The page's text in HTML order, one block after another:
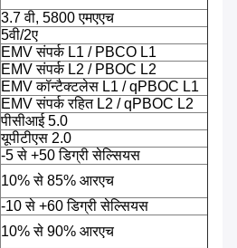
3.7 वी, 5800 एमएएच
5वी/2ए
EMV संपर्क L1 / PBCO L1
EMV संपर्क L2 / PBOC L2
EMV कॉन्टैक्टलेस L1 / qPBOC L1
EMV संपर्क रहित L2 / qPBOC L2
पीसीआई 5.0
यूपीटीएस 2.0
-5 से +50 डिग्री सेल्सियस
10% से 85% आरएच
-10 से +60 डिग्री सेल्सियस
10% से 90% आरएच